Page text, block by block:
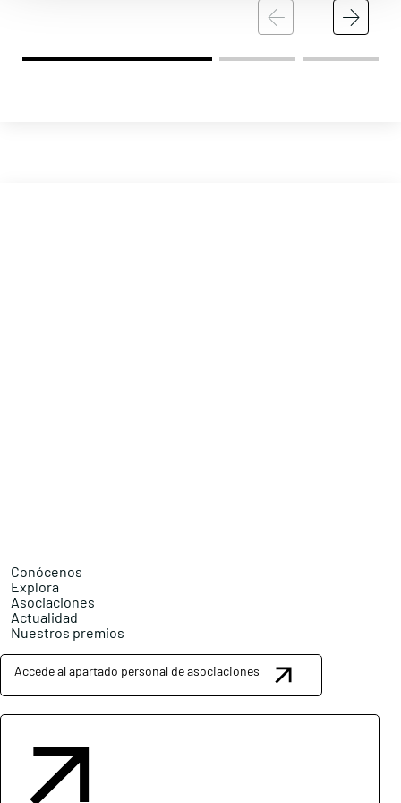
Conócenos
Explora
Asociaciones
Actualidad
Nuestros premios
Accede al apartado personal de asociaciones